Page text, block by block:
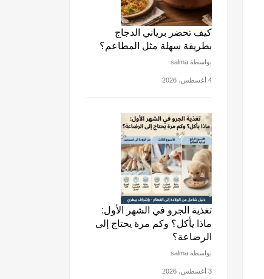
كيف تحضر برياني الدجاج
بطريقة سهلة مثل المطاعم؟
بواسطة salma
4 أغسطس، 2026
تغذية الجرو في الشهر الأول:
ماذا يأكل؟ وكم مرة يحتاج إلى
الرضاعة؟
بواسطة salma
3 أغسطس، 2026